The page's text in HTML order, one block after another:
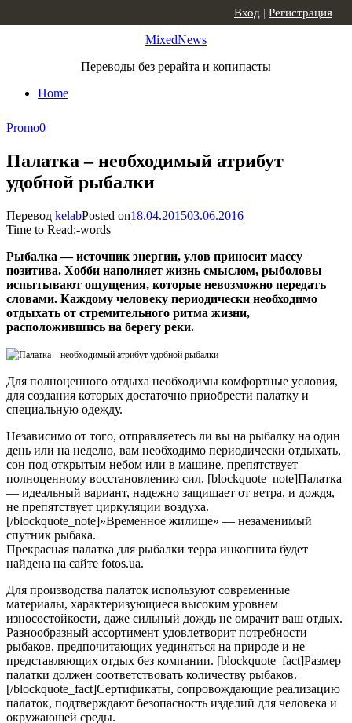
MixedNews
Переводы без рерайта и копипасты
Home
Вход | Регистрация
Promo0
Палатка – необходимый атрибут
удобной рыбалки
Перевод kelabPosted on18.04.201503.06.2016
Time to Read:-words
Рыбалка — источник энергии, улов приносит массу
позитива. Хобби наполняет жизнь смыслом, рыболовы
испытывают ощущения, которые невозможно передать
словами. Каждому человеку периодически необходимо
отдыхать от стремительного ритма жизни,
расположившись на берегу реки.
Для полноценного отдыха необходимы комфортные условия,
для создания которых достаточно приобрести палатку и
специальную одежду.
Независимо от того, отправляетесь ли вы на рыбалку на один
день или на неделю, вам необходимо периодически отдыхать,
сон под открытым небом или в машине, препятствует
полноценному восстановлению сил. [blockquote_note]Палатка
— идеальный вариант, надежно защищает от ветра, и дождя,
не препятствует циркуляции воздуха.
[/blockquote_note]»Временное жилище» — незаменимый
спутник рыбака.
Прекрасная палатка для рыбалки терра инкогнита будет
найдена на сайте fotos.ua.
Для производства палаток используют современные
материалы, характеризующиеся высоким уровнем
износостойкости, даже сильный дождь не омрачит ваш отдых.
Разнообразный ассортимент удовлетворит потребности
рыбаков, предпочитающих уединяться на природе и не
представляющих отдых без компании. [blockquote_fact]Размер
палатки должен соответствовать количеству рыбаков.
[/blockquote_fact]Сертификаты, сопровождающие реализацию
палаток, подтверждают безопасность изделий для человека и
окружающей среды.